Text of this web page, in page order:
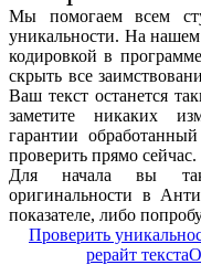
Мы помогаем всем
уникальности. На нашем
кодировкой в
скрыть все
Ваш текст останется
заметите никаких
гарантии
проверить прямо сейчас.
Для начала вы
оригинальности в
показателе, либо
Проверить
рерайт текста